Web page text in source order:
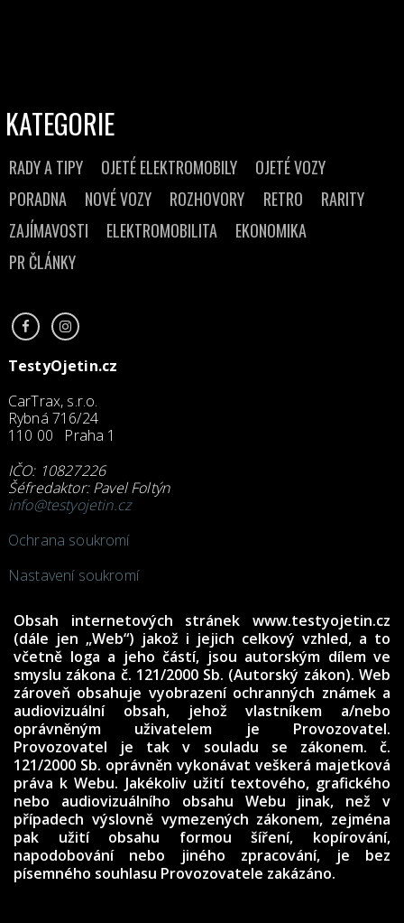
KATEGORIE
RADY A TIPY OJETÉ ELEKTROMOBILY
OJETÉ VOZY
PORADNA
NOVÉ VOZY ROZHOVORY RETRO
RARITY
ZAJÍMAVOSTI
ELEKTROMOBILITA
EKONOMIKA
PR ČLÁNKY
TestyOjetin.cz
CarTrax, s.r.o.
Rybná 716/24
110 00 Praha 1
IČO: 10827226
Šéfredaktor: Pavel Foltýn
info@testyojetin.cz
Ochrana soukromí
Nastavení soukromí
Obsah internetových stránek www.testyojetin.cz
(dále jen „Web“) jakož i jejich celkový vzhled, a to
včetně loga a jeho částí, jsou autorským dílem ve
smyslu zákona č. 121/2000 Sb. (Autorský zákon). Web
zároveň obsahuje vyobrazení ochranných známek a
audiovizuální obsah, jehož vlastníkem a/nebo
oprávněným uživatelem je Provozovatel.
Provozovatel je tak v souladu se zákonem. č.
121/2000 Sb. oprávněn vykonávat veškerá majetková
práva k Webu. Jakékoliv užití textového, grafického
nebo audiovizuálního obsahu Webu jinak, než v
případech výslovně vymezených zákonem, zejména
pak užití obsahu formou šíření, kopírování,
napodobování nebo jiného zpracování, je bez
písemného souhlasu Provozovatele zakázáno.